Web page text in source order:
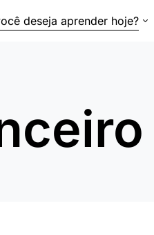
deseja aprender hoje?